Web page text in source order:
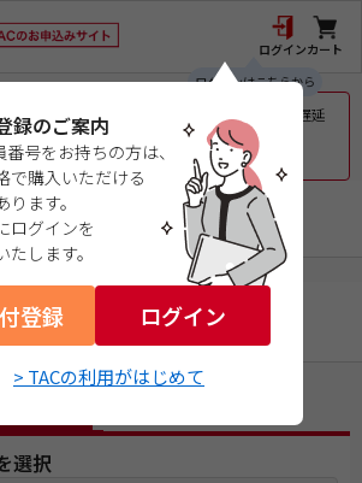
ログイン
ログインはこちらから
録のご案内
番号をお持ちの方は、
で購入いただける
ます。
ログインを
たします。
登録 ログイン
> TACの利用がはじめて
カート
地震で被災された皆様へのお見舞いとお届け遅延
ｅ受験票（PDFデータ）について
税理士
財務諸表論
選択